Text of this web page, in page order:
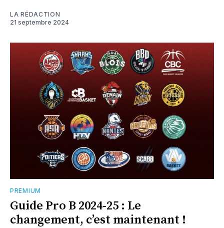
LA RÉDACTION
21 septembre 2024
PREMIUM
Guide Pro B 2024-25 : Le
changement, c’est maintenant !